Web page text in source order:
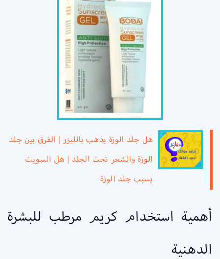
هل جلد الوزة يذهب بالليزر | الفرق بين جلد
الوزة والشعر تحت الجلد | هل السويت
يسبب جلد الوزة
أهمية استخدام كريم مرطب للبشرة
الدهنية